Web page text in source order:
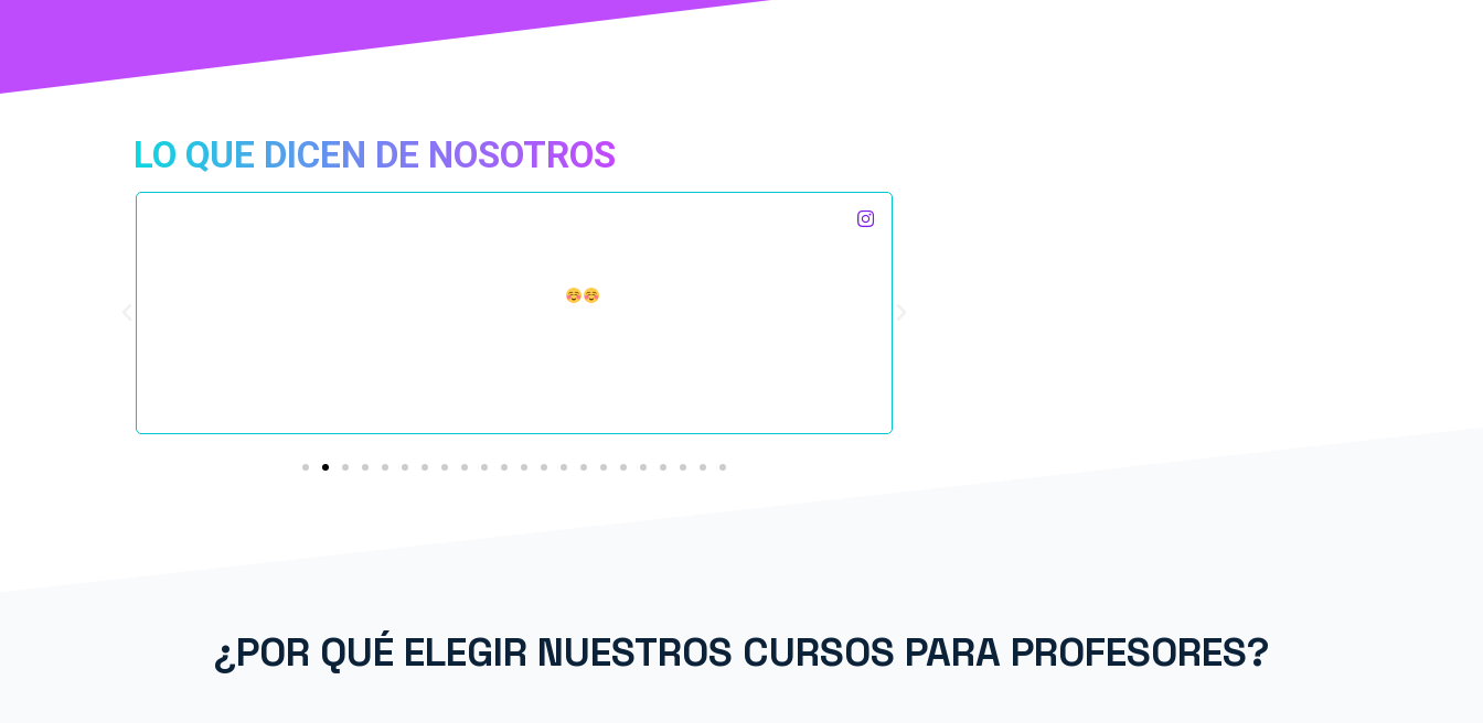
LO QUE DICEN DE NOSOTROS
¿POR QUÉ ELEGIR NUESTROS CURSOS PARA PROFESORES?